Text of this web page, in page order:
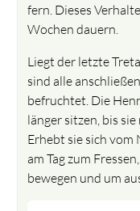
fern. Dieses
Wochen dauern.
Liegt der letzte
sind alle
befruchtet. Die
länger sitzen, bis
Erhebt sie sich vom
am Tag zum
bewegen und um